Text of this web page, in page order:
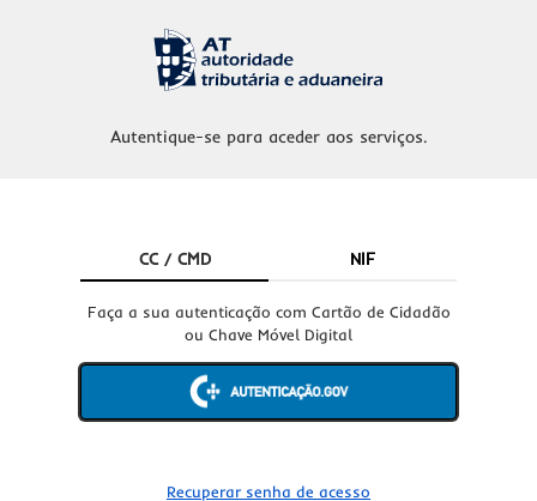
Autentique-se para aceder aos serviços.
CC / CMD NIF
Faça a sua autenticação com Cartão de Cidadão
ou Chave Móvel Digital
Recuperar senha de acesso